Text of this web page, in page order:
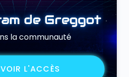
de Greggot
la communauté
L'ACCÈS